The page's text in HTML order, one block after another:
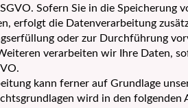
Sofern Sie in die Speicherung
erfolgt die Datenverarbeitung
oder zur Durchführung
verarbeiten wir Ihre Daten,
kann ferner auf Grundlage
wird in den